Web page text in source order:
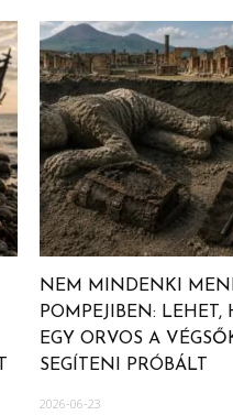
NEM MINDENKI
POMPEJIBEN: LEHET,
EGY ORVOS A
SEGÍTENI PRÓBÁLT
2026-06-23